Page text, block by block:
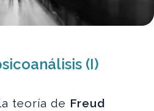
(I)
teoría de Freud